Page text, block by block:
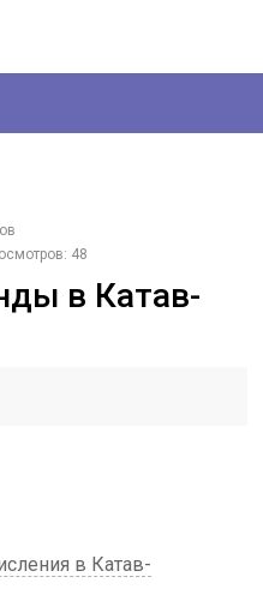
48
в Катав-
в Катав-